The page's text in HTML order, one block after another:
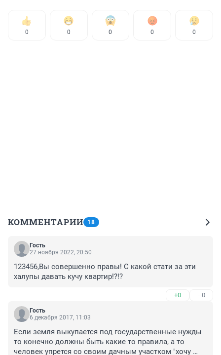
0 0 0 0 0
КОММЕНТАРИИ 18
Гость
27 ноября 2022, 20:50
123456,Вы совершенно правы! С какой стати за эти
халупы давать кучу квартир!?!?
+0 –0
Гость
6 декабря 2017, 11:03
Если земля выкупается под государственные нужды
то конечно должны быть какие то правила, а то
человек упрется со своим дачным участком "хочу